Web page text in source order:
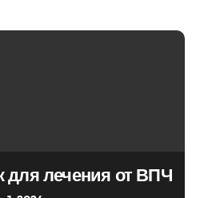
для лечения от ВПЧ